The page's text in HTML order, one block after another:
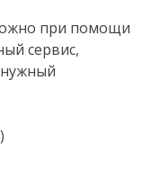
при помощи
сервис,